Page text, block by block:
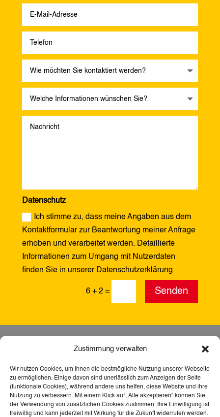
Zustimmung verwalten
Wir nutzen Cookies, um Ihnen die bestmögliche Nutzung unserer Webseite
zu ermöglichen. Einige davon sind unerlässlich zum Anzeigen der Seite
(funktionale Cookies), während andere uns helfen, diese Website und ihre
Nutzung zu verbessern. Mit einem Klick auf „Alle akzeptieren“ können Sie
der Verwendung von zusätzlichen Cookies zustimmen. Ihre Einwilligung ist
freiwillig und kann jederzeit mit Wirkung für die Zukunft widerrufen werden.
Datenschutz
Ich stimme zu, dass meine Angaben aus dem
Kontaktformular zur Beantwortung meiner Anfrage
erhoben und verarbeitet werden. Detaillierte
Informationen zum Umgang mit Nutzerdaten
finden Sie in unserer Datenschutzerklärung
6 + 2 = Senden